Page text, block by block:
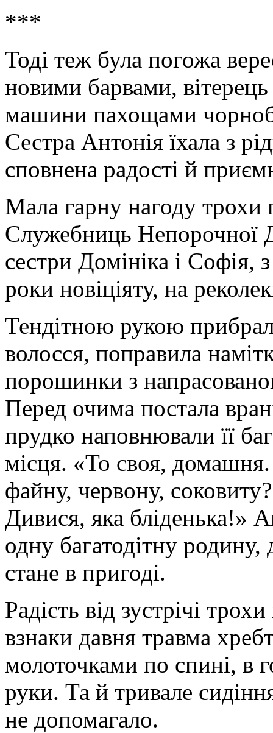
***
Тоді теж була погожа
новими барвами,
машини пахощами
Сестра Антонія їхала з
сповнена радості й
Мала гарну нагоду трохи
Служебниць Непорочної
сестри Домініка і
роки новіціяту, на
Тендітною рукою
волосся, поправила
порошинки з
Перед очима постала
прудко наповнювали її
місця. «То своя,
файну, червону,
Дивися, яка бліденька!»
одну багатодітну
стане в пригоді.
Радість від зустрічі
взнаки давня травма
молоточками по спині, в
руки. Та й тривале
не допомагало.